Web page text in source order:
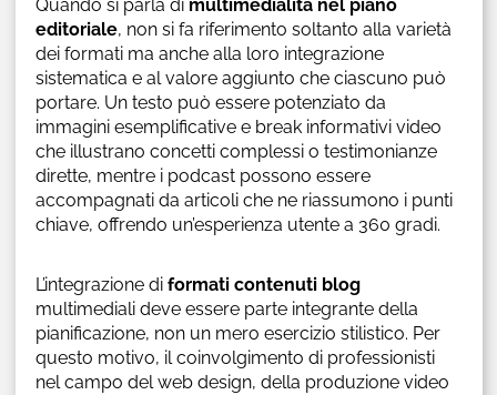
Quando si parla di multimedialità nel piano
editoriale, non si fa riferimento soltanto alla varietà
dei formati ma anche alla loro integrazione
sistematica e al valore aggiunto che ciascuno può
portare. Un testo può essere potenziato da
immagini esemplificative e break informativi video
che illustrano concetti complessi o testimonianze
dirette, mentre i podcast possono essere
accompagnati da articoli che ne riassumono i punti
chiave, offrendo un’esperienza utente a 360 gradi.
L’integrazione di formati contenuti blog
multimediali deve essere parte integrante della
pianificazione, non un mero esercizio stilistico. Per
questo motivo, il coinvolgimento di professionisti
nel campo del web design, della produzione video